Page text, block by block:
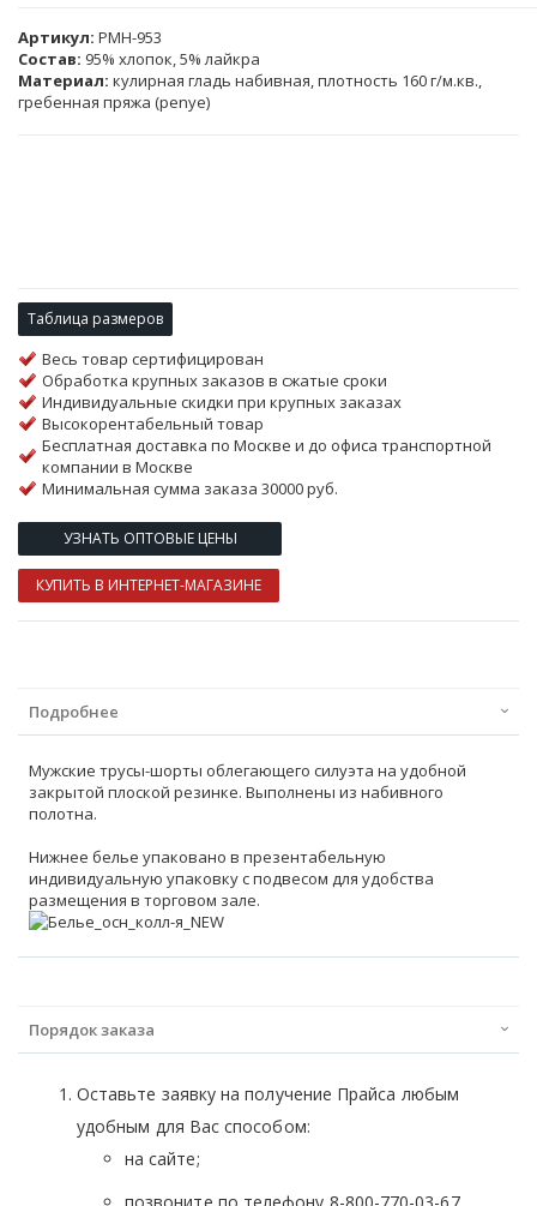
Артикул PMH-953
Состав: 95% хлопок, 5% лайкра
Материал: кулирная гладь набивная, плотность 160 г/м.кв.,
гребенная пряжа (penye)
Таблица размеров
Весь товар сертифицирован
Обработка крупных заказов в сжатые сроки
Индивидуальные скидки при крупных заказах
Высокорентабельный товар
Бесплатная доставка по Москве и до офиса транспортной
компании в Москве
Минимальная сумма заказа 30000 руб.
УЗНАТЬ ОПТОВЫЕ ЦЕНЫ
КУПИТЬ В ИНТЕРНЕТ-МАГАЗИНЕ
Подробнее
Мужские трусы-шорты облегающего силуэта на удобной
закрытой плоской резинке. Выполнены из набивного
полотна.
Нижнее белье упаковано в презентабельную
индивидуальную упаковку с подвесом для удобства
размещения в торговом зале.
Порядок заказа
Оставьте заявку на получение Прайса любым
удобным для Вас способом:
на сайте;